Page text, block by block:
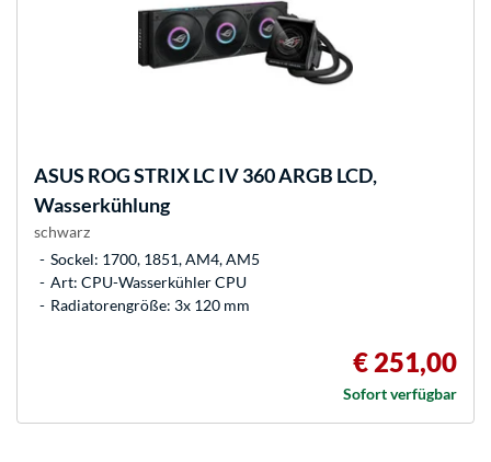
ASUS ROG STRIX LC IV 360 ARGB LCD,
Wasserkühlung
schwarz
Sockel: 1700, 1851, AM4, AM5
Art: CPU-Wasserkühler CPU
Radiatorengröße: 3x 120 mm
€ 251,00
Sofort verfügbar